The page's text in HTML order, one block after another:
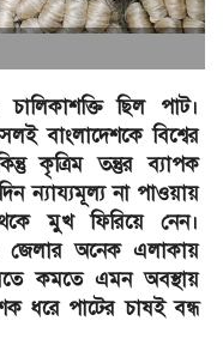
ছিল পাট।
বাংলাদেশকে বিশ্বের
কৃত্রিম তন্তুর ব্যাপক
ন্যায্যমূল্য না পাওয়ায়
মুখ ফিরিয়ে নেন।
জেলার অনেক এলাকায়
কমতে এমন অবস্থায়
ধরে পাটের চাষই বন্ধ